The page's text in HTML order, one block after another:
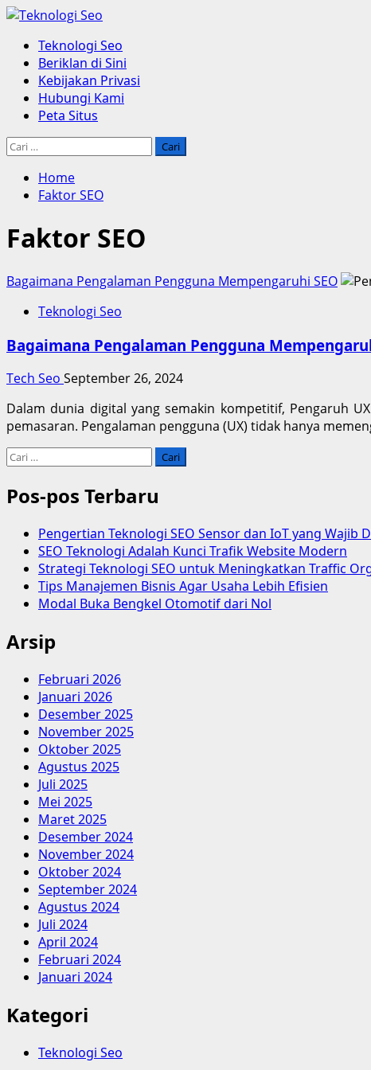
Skip
content
Primary
Menu
Teknologi Seo
Beriklan di Sini
Kebijakan Privasi
Hubungi Kami
Peta Situs
Cari
Home
Faktor SEO
Faktor SEO
Bagaimana Pengalaman Pengguna Mempengaruhi SEO
Teknologi Seo
Bagaimana Pengalaman Pengguna
Tech Seo September 26, 2024
Dalam dunia digital yang semakin kompetitif, Pengaruh
pemasaran. Pengalaman pengguna (UX) tidak hanya
Cari
Pos-pos Terbaru
Pengertian Teknologi SEO Sensor dan IoT yang Wajib
SEO Teknologi Adalah Kunci Trafik Website Modern
Strategi Teknologi SEO untuk Meningkatkan Traffic
Tips Manajemen Bisnis Agar Usaha Lebih Efisien
Modal Buka Bengkel Otomotif dari Nol
Arsip
Februari 2026
Januari 2026
Desember 2025
November 2025
Oktober 2025
Agustus 2025
Juli 2025
Mei 2025
Maret 2025
Desember 2024
November 2024
Oktober 2024
September 2024
Agustus 2024
Juli 2024
April 2024
Februari 2024
Januari 2024
Kategori
Teknologi Seo